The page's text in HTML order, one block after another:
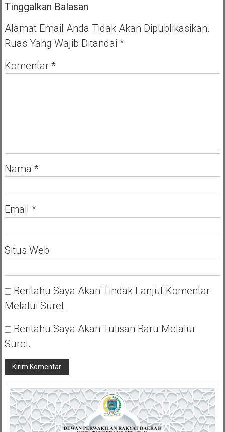
Tinggalkan Balasan
Alamat Email Anda Tidak Akan Dipublikasikan.
Ruas Yang Wajib Ditandai *
Komentar *
Nama *
Email *
Situs Web
Beritahu Saya Akan Tindak Lanjut Komentar
Melalui Surel.
Beritahu Saya Akan Tulisan Baru Melalui
Surel.